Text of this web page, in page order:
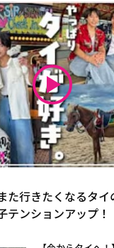
た行きたくなるタ
テンションアップ！